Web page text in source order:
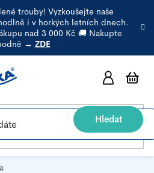
trouby! Vyzkoušejte naše
i v horkých letních dnech.
nad 3 000 Kč 🚚 Nakupte
→ ZDE
Hledat